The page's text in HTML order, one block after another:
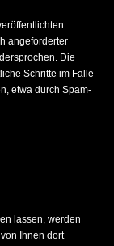
angeforderter
Die
Schritte im Falle
etwa durch Spam-
lassen, werden
Ihnen dort